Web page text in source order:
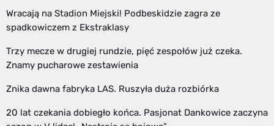
Wracają na Stadion Miejski! Podbeskidzie zagra ze
spadkowiczem z Ekstraklasy
Trzy mecze w drugiej rundzie, pięć zespołów już czeka.
Znamy pucharowe zestawienia
Znika dawna fabryka LAS. Ruszyła duża rozbiórka
20 lat czekania dobiegło końca. Pasjonat Dankowice zaczyna